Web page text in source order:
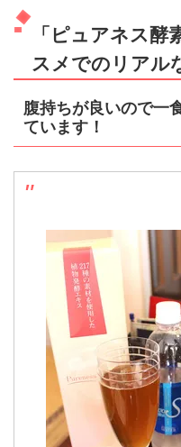
「ピュアネス酵
スメでのリアル
腹持ちが良いので一
ています！